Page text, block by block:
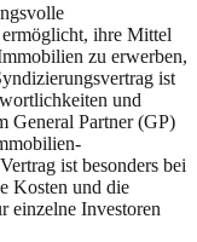
ermöglicht, ihre Mittel
zu erwerben,
ist
und
General Partner (GP)
ist besonders bei
Kosten und die
einzelne Investoren